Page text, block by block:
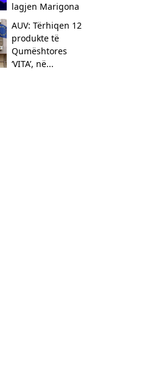
lagjen Marigona
AUV: Tërhiqen 12
produkte të
Qumështores
‘VITA’, në...